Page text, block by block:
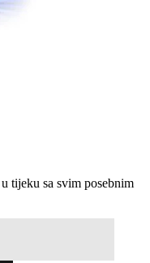
tijeku sa svim posebnim